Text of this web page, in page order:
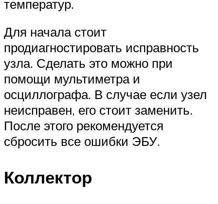
температур.
Для начала стоит
продиагностировать исправность
узла. Сделать это можно при
помощи мультиметра и
осциллографа. В случае если узел
неисправен, его стоит заменить.
После этого рекомендуется
сбросить все ошибки ЭБУ.
Коллектор